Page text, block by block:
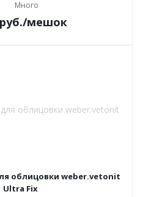
Много
руб./мешок
облицовки weber.vetonit
Ultra Fix